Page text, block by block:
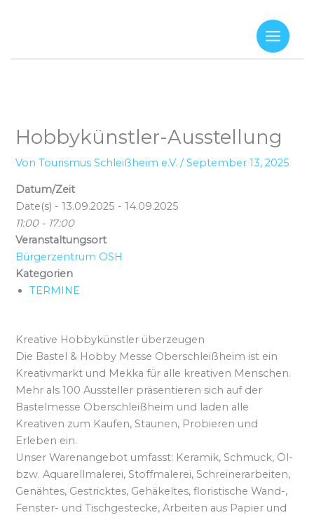
Hobbykünstler-Ausstellung
VonTourismus Schleißheim e.V./September 13, 2025
Datum/Zeit
Date(s) - 13.09.2025 - 14.09.2025
11:00 - 17:00
Veranstaltungsort
Bürgerzentrum OSH
Kategorien
TERMINE
Kreative Hobbykünstler überzeugen
Die Bastel & Hobby Messe Oberschleißheim ist ein
Kreativmarkt und Mekka für alle kreativen Menschen.
Mehr als 100 Aussteller präsentieren sich auf der
Bastelmesse Oberschleißheim und laden alle
Kreativen zum Kaufen, Staunen, Probieren und
Erleben ein.
Unser Warenangebot umfasst: Keramik, Schmuck, Öl-
bzw. Aquarellmalerei, Stoffmalerei, Schreinerarbeiten,
Genähtes, Gestricktes, Gehäkeltes, floristische Wand-,
Fenster- und Tischgestecke, Arbeiten aus Papier und